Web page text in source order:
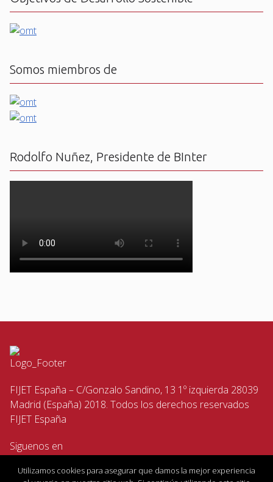
Somos miembros de
Rodolfo Nuñez, Presidente de BInter
FIJET España – C/Gonzalo Sandino, 13 1º izquierda 28039
Madrid (España) 2018. Todos los derechos reservados
FIJET España
Siguenos en
Utilizamos cookies para asegurar que damos la mejor experiencia